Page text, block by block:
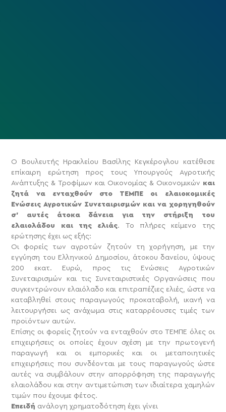
Ο Βουλευτής Ηρακλείου Βασίλης Κεγκέρογλου κατέθεσε
επίκαιρη ερώτηση προς τους Υπουργούς Αγροτικής
Ανάπτυξης & Τροφίμων και Οικονομίας & Οικονομικών και
ζητά να ενταχθούν στο ΤΕΜΠΕ οι ελαιοκομικές
Ενώσεις Αγροτικών Συνεταιρισμών και να χορηγηθούν
σ’ αυτές άτοκα δάνεια για την στήριξη του
ελαιολάδου και της ελιάς. Το πλήρες κείμενο της
ερώτησης έχει ως εξής:
Οι φορείς των αγροτών ζητούν τη χορήγηση, με την
εγγύηση του Ελληνικού Δημοσίου, άτοκου δανείου, ύψους
200 εκατ. Ευρώ, προς τις Ενώσεις Αγροτικών
Συνεταιρισμών και τις Συνεταιριστικές Οργανώσεις που
συγκεντρώνουν ελαιόλαδο και επιτραπέζιες ελιές, ώστε να
καταβληθεί στους παραγωγούς προκαταβολή, ικανή να
λειτουργήσει ως ανάχωμα στις καταρρέουσες τιμές των
προϊόντων αυτών.
Επίσης οι φορείς ζητούν να ενταχθούν στο ΤΕΜΠΕ όλες οι
επιχειρήσεις οι οποίες έχουν σχέση με την πρωτογενή
παραγωγή και οι εμπορικές και οι μεταποιητικές
επιχειρήσεις που συνδέονται με τους παραγωγούς ώστε
αυτές να συμβάλουν στην απορρόφηση της παραγωγής
ελαιολάδου και στην αντιμετώπιση των ιδιαίτερα χαμηλών
τιμών που έχουμε φέτος.
Επειδή ανάλογη χρηματοδότηση έχει γίνει